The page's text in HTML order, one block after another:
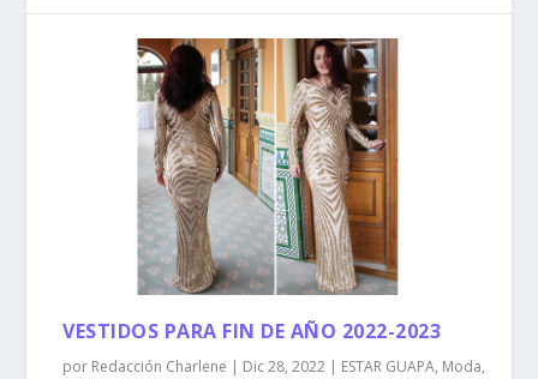
VESTIDOS PARA FIN DE AÑO 2022-2023
por Redacción Charlene | Dic 28, 2022 | ESTAR GUAPA, Moda,